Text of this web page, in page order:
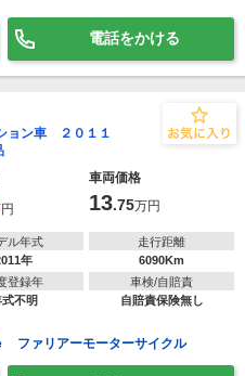
電話をかける
ョン車 ２０１１
車両価格
13.75万円
ル年式
年
走行距離
6090Km
登録年
式不明
車検/自賠責
自賠責保険無し
ファリアーモーターサイクル